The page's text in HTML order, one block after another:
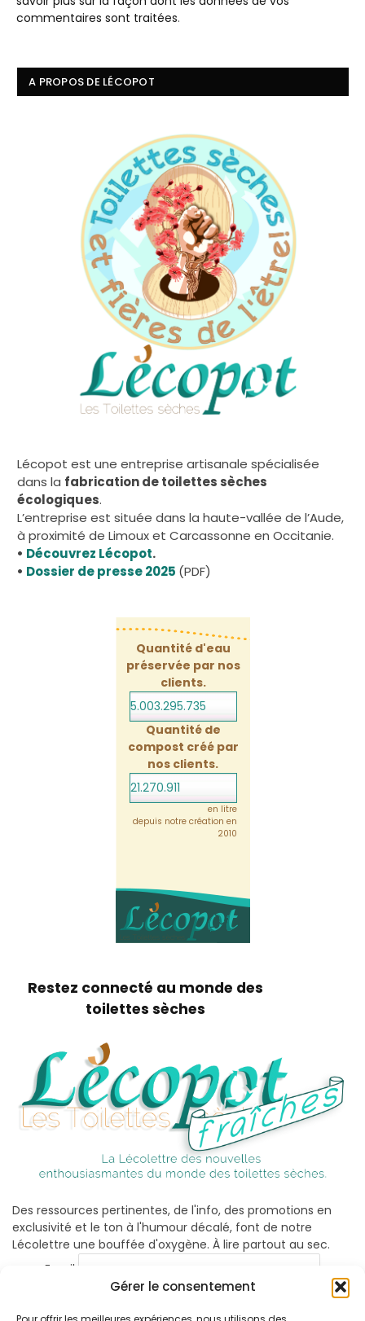
Gérer le consentement
commentaires sont traitées.
A PROPOS DE LÉCOPOT
Lécopot est une entreprise artisanale spécialisée
dans la fabrication de toilettes sèches
écologiques.
L’entreprise est située dans la haute-vallée de l’Aude,
à proximité de Limoux et Carcassonne en Occitanie.
• Découvrez Lécopot.
• Dossier de presse 2025 (PDF)
Quantité d'eau
préservée par nos
clients.
5.003.295.757
Quantité de
compost créé par
nos clients.
21.270.911
en litre
depuis notre création en
2010
Restez connecté au monde des
toilettes sèches
Des ressources pertinentes, de l'info, des promotions en
exclusivité et le ton à l'humour décalé, font de notre
Lécolettre une bouffée d'oxygène. À lire partout au sec.
Email